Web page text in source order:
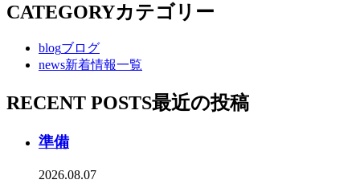
CATEGORYカテゴリー
blogブログ
news新着情報一覧
RECENT POSTS最近の投稿
準備
2026.08.07